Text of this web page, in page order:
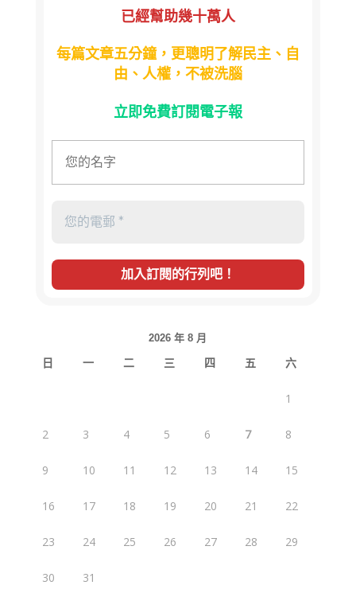
已經幫助幾十萬人
每篇文章五分鐘，更聰明了解民主、自
由、人權，不被洗腦
立即免費訂閱電子報
2026 年 8 月
日 一 二 三 四 五 六
1
2 3 4 5 6 7 8
9 10 11 12 13 14 15
16 17 18 19 20 21 22
23 24 25 26 27 28 29
30
31